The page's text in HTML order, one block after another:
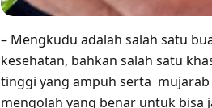
– Mengkudu adalah salah satu
kesehatan, bahkan salah satu
tinggi yang ampuh serta
mengolah yang benar untuk bisa